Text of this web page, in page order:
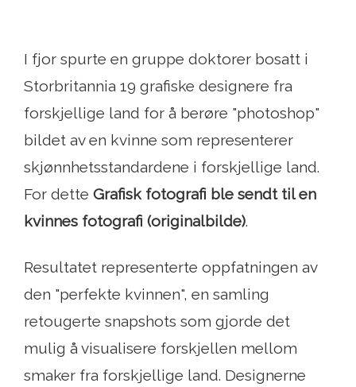
I fjor spurte en gruppe doktorer bosatt i
Storbritannia 19 grafiske designere fra
forskjellige land for å berøre "photoshop"
bildet av en kvinne som representerer
skjønnhetsstandardene i forskjellige land.
For dette Grafisk fotografi ble sendt til en
kvinnes fotografi (originalbilde).
Resultatet representerte oppfatningen av
den "perfekte kvinnen", en samling
retougerte snapshots som gjorde det
mulig å visualisere forskjellen mellom
smaker fra forskjellige land. Designerne